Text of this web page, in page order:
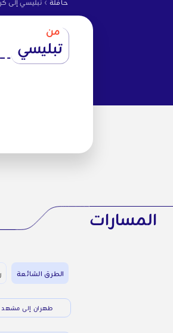
حافلة تبليسي إلى
من
تبليسي
المسارات
الطرق الشائعة
طهران إلى مشهد